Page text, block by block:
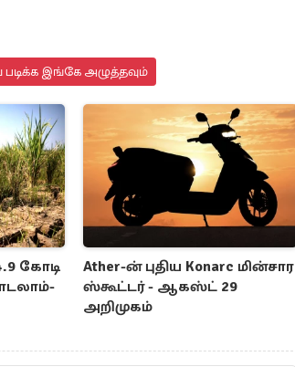
இங்கே அழுத்தவும்
கோடி
Ather-ன் புதிய Konarc மின்சார
ஸ்கூட்டர் - ஆகஸ்ட் 29
அறிமுகம்